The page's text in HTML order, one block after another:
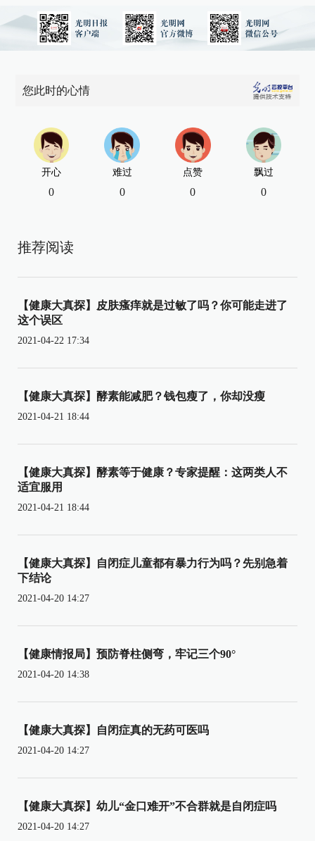
您此时的心情
开心
0
难过
0
点赞
0
飘过
0
推荐阅读
【健康大真探】皮肤瘙痒就是过敏了吗？你可能走进了
这个误区
2021-04-22 17:34
【健康大真探】酵素能减肥？钱包瘦了，你却没瘦
2021-04-21 18:44
【健康大真探】酵素等于健康？专家提醒：这两类人不
适宜服用
2021-04-21 18:44
【健康大真探】自闭症儿童都有暴力行为吗？先别急着
下结论
2021-04-20 14:27
【健康情报局】预防脊柱侧弯，牢记三个90°
2021-04-20 14:38
【健康大真探】自闭症真的无药可医吗
2021-04-20 14:27
【健康大真探】幼儿“金口难开”不合群就是自闭症吗
2021-04-20 14:27